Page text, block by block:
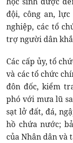
đội, công an,
nghiệp, các tổ
trợ người dân
Các cấp ủy, tổ
và các tổ chức
đôn đốc, kiểm
phó với mưa lũ
sạt lở đất, đá,
hồ chứa nước;
của Nhân dân và